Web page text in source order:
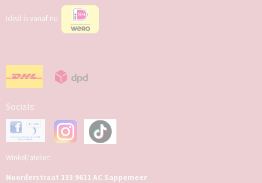
Ideal is vanaf nu
Socials:
Winkel/atelier:
Noorderstraat 133 9611 AC Sappemeer